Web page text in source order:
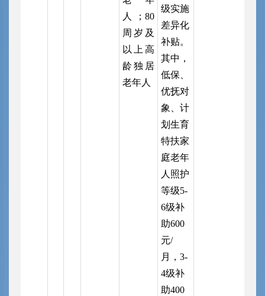
人；80
周岁及
以上高
龄独居
老年人
级实施
差异化
补贴。
其中，
低保、
优抚对
象、计
划生育
特扶家
庭老年
人照护
等级5-
6级补
助600
元/
月，3-
4级补
助400